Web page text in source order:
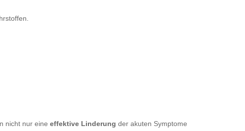
nicht nur eine effektive Linderung der akuten Symptome